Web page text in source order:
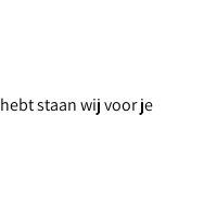
staan wij voor je